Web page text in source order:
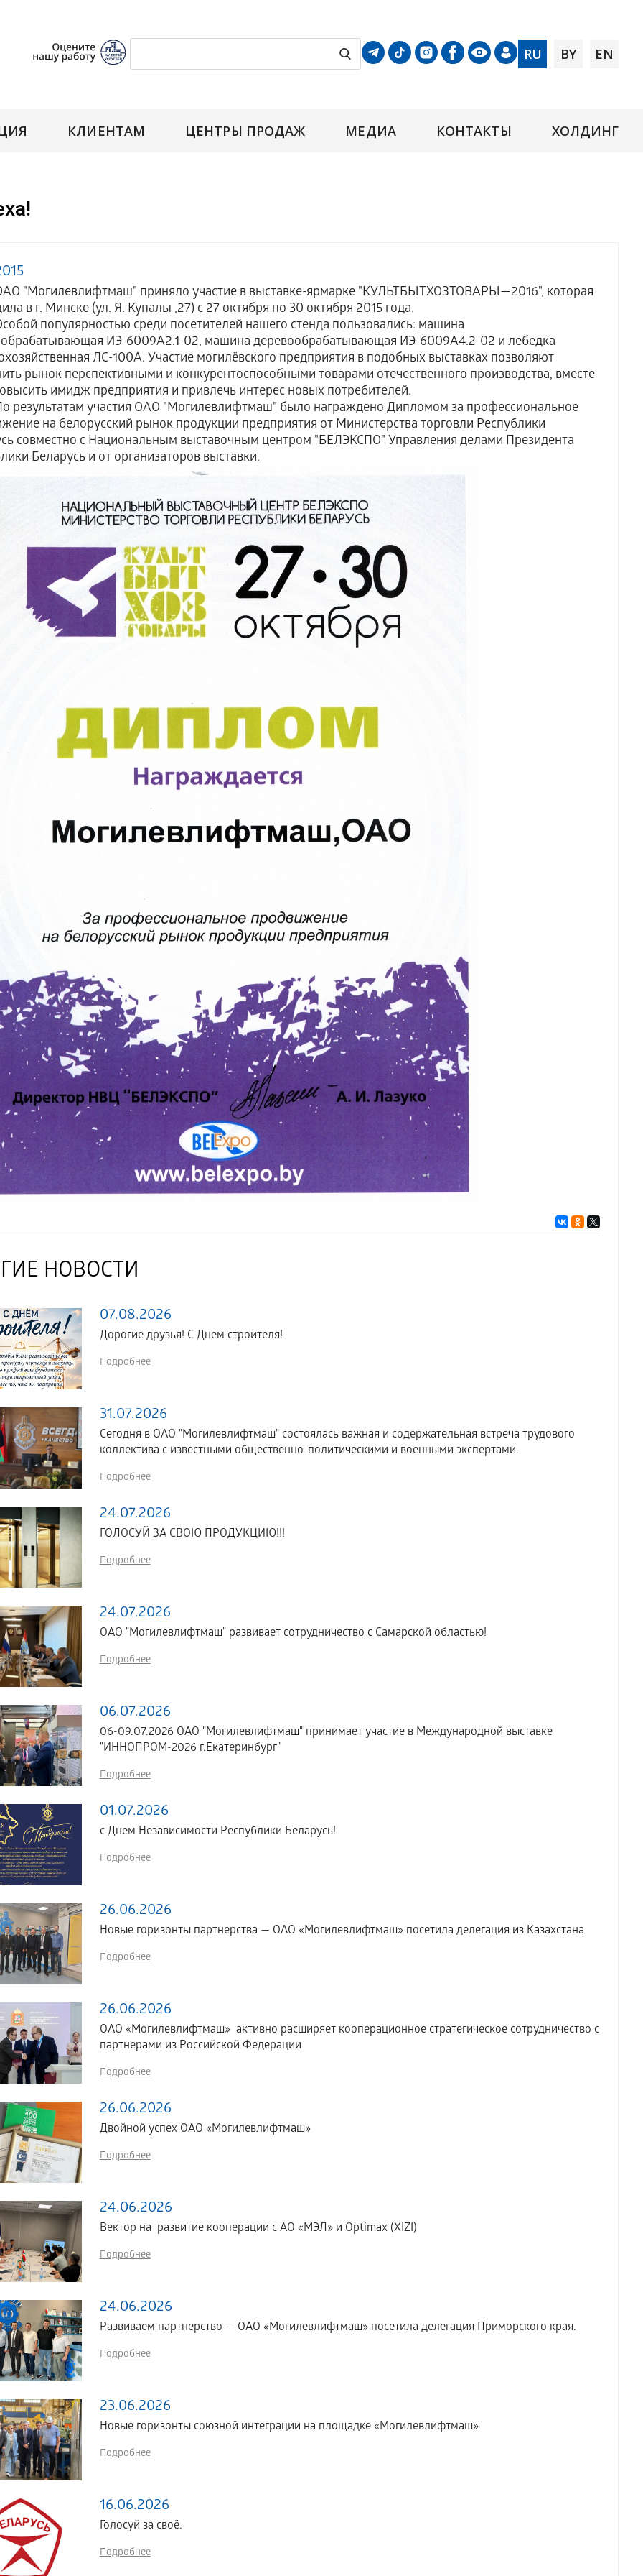
RU BY EN
КЛИЕНТАМ ЦЕНТРЫ ПРОДАЖ МЕДИА КОНТАКТЫ ХОЛДИНГ
приняло участие в выставке-ярмарке "КУЛЬТБЫТХОЗТОВАРЫ—2016", которая
в г. Минске (ул. Я. Купалы ,27) с 27 октября по 30 октября 2015 года.
популярностью среди посетителей нашего стенда пользовались: машина
ИЭ-6009А2.1-02, машина деревообрабатывающая ИЭ-6009А4.2-02 и лебедка
ЛС-100А. Участие могилёвского предприятия в подобных выставках позволяют
рынок перспективными и конкурентоспособными товарами отечественного производства, вместе
имидж предприятия и привлечь интерес новых потребителей.
участия ОАО "Могилевлифтмаш" было награждено Дипломом за профессиональное
на белорусский рынок продукции предприятия от Министерства торговли Республики
совместно с Национальным выставочным центром "БЕЛЭКСПО" Управления делами Президента
Беларусь и от организаторов выставки.
НОВОСТИ
07.08.2026
Дорогие друзья! С Днем строителя!
Подробнее
31.07.2026
Сегодня в ОАО "Могилевлифтмаш" состоялась важная и содержательная встреча трудового
коллектива с известными общественно-политическими и военными экспертами.
Подробнее
24.07.2026
ГОЛОСУЙ ЗА СВОЮ ПРОДУКЦИЮ!!!
Подробнее
24.07.2026
ОАО "Могилевлифтмаш" развивает сотрудничество с Самарской областью!
Подробнее
06.07.2026
06-09.07.2026 ОАО "Могилевлифтмаш" принимает участие в Международной выставке
"ИННОПРОМ-2026 г.Екатеринбург"
Подробнее
01.07.2026
с Днем Независимости Республики Беларусь!
Подробнее
26.06.2026
Новые горизонты партнерства — ОАО «Могилевлифтмаш» посетила делегация из Казахстана
Подробнее
26.06.2026
ОАО «Могилевлифтмаш» активно расширяет кооперационное стратегическое сотрудничество с
партнерами из Российской Федерации
Подробнее
26.06.2026
Двойной успех ОАО «Могилевлифтмаш»
Подробнее
24.06.2026
Вектор на развитие кооперации с АО «МЭЛ» и Optimax (XIZI)
Подробнее
24.06.2026
Развиваем партнерство — ОАО «Могилевлифтмаш» посетила делегация Приморского края.
Подробнее
23.06.2026
Новые горизонты союзной интеграции на площадке «Могилевлифтмаш»
Подробнее
16.06.2026
Голосуй за своё.
Подробнее